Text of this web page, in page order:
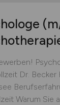
Dr. Becker
Warum Sie